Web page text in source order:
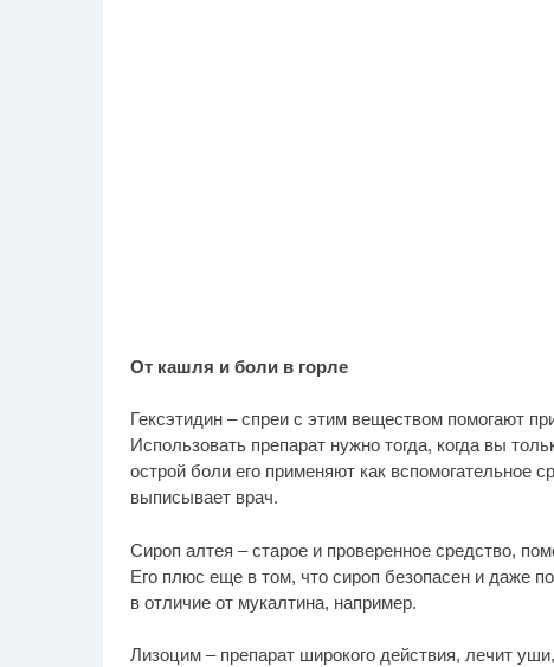
От кашля и боли в горле
Гексэтидин – спреи с этим веществом помогают
Использовать препарат нужно тогда, когда вы
острой боли его применяют как вспомогательное
выписывает врач.
Сироп алтея – старое и проверенное средство,
Его плюс еще в том, что сироп безопасен и даже
в отличие от мукалтина, например.
Лизоцим – препарат широкого действия, лечит